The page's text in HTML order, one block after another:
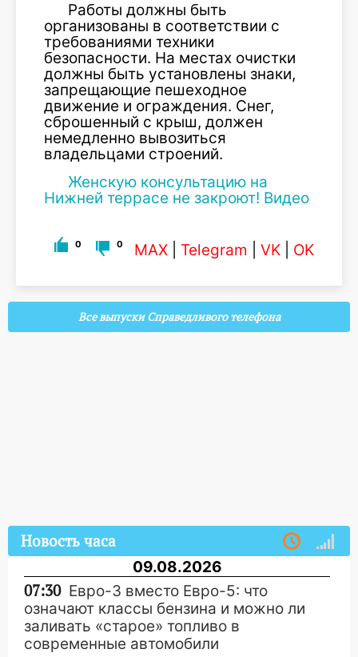
Работы должны быть
организованы в соответствии с
требованиями техники
безопасности. На местах очистки
должны быть установлены знаки,
запрещающие пешеходное
движение и ограждения. Снег,
сброшенный с крыш, должен
немедленно вывозиться
владельцами строений.
Женскую консультацию на
Нижней террасе не закроют! Видео
0 0 MAX Telegram VK OK
Все выпуски Справедливого телефона
Новость часа
09.08.2026
07:30 Евро-3 вместо Евро-5: что
означают классы бензина и можно ли
заливать «старое» топливо в
современные автомобили